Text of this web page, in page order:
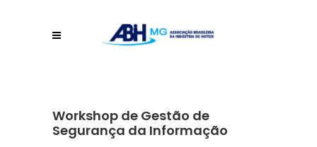
Workshop de Gestão de
Segurança da Informação